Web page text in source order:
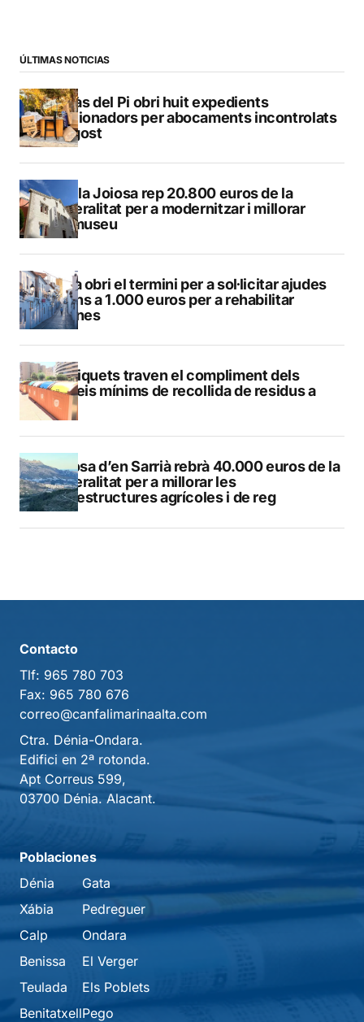
ÚLTIMAS NOTICIAS
L’Alfàs del Pi obri huit expedients
sancionadors per abocaments incontrolats
a l’agost
La Vila Joiosa rep 20.800 euros de la
Generalitat per a modernitzar i millorar
Vilamuseu
Altea obri el termini per a sol·licitar ajudes
de fins a 1.000 euros per a rehabilitar
façanes
Els piquets traven el compliment dels
serveis mínims de recollida de residus a
Calp
Callosa d’en Sarrià rebrà 40.000 euros de la
Generalitat per a millorar les
infraestructures agrícoles i de reg
Contacto
Tlf: 965 780 703
Fax: 965 780 676
correo@canfalimarinaalta.com
Ctra. Dénia-Ondara.
Edifici en 2ª rotonda.
Apt Correus 599,
03700 Dénia. Alacant.
Poblaciones
Dénia
Xábia
Calp
Benissa
Teulada
Benitatxell
Gata
Pedreguer
Ondara
El Verger
Els Poblets
Pego